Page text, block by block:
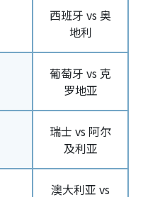
西班牙 vs 奥
地利
葡萄牙 vs 克
罗地亚
瑞士 vs 阿尔
及利亚
澳大利亚 vs